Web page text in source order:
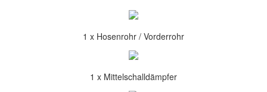
1 x Hosenrohr / Vorderrohr
1 x Mittelschalldämpfer